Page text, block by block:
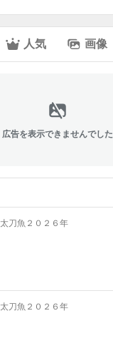
人気 画像
広告を表示できませんでした
太刀魚２０２６年
太刀魚２０２６年